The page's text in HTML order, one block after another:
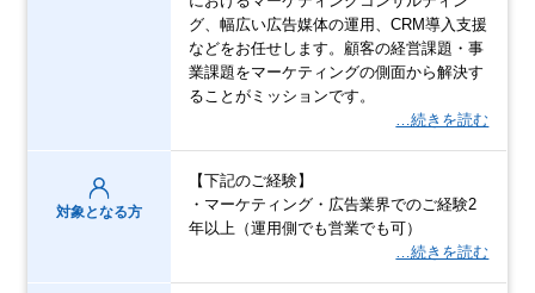
グ、幅広い広告媒体の運用、CRM導入支援
などをお任せします。顧客の経営課題・事
業課題をマーケティングの側面から解決す
ることがミッションです。
…続きを読む
対象となる方
【下記のご経験】
・マーケティング・広告業界でのご経験2
年以上（運用側でも営業でも可）
…続きを読む